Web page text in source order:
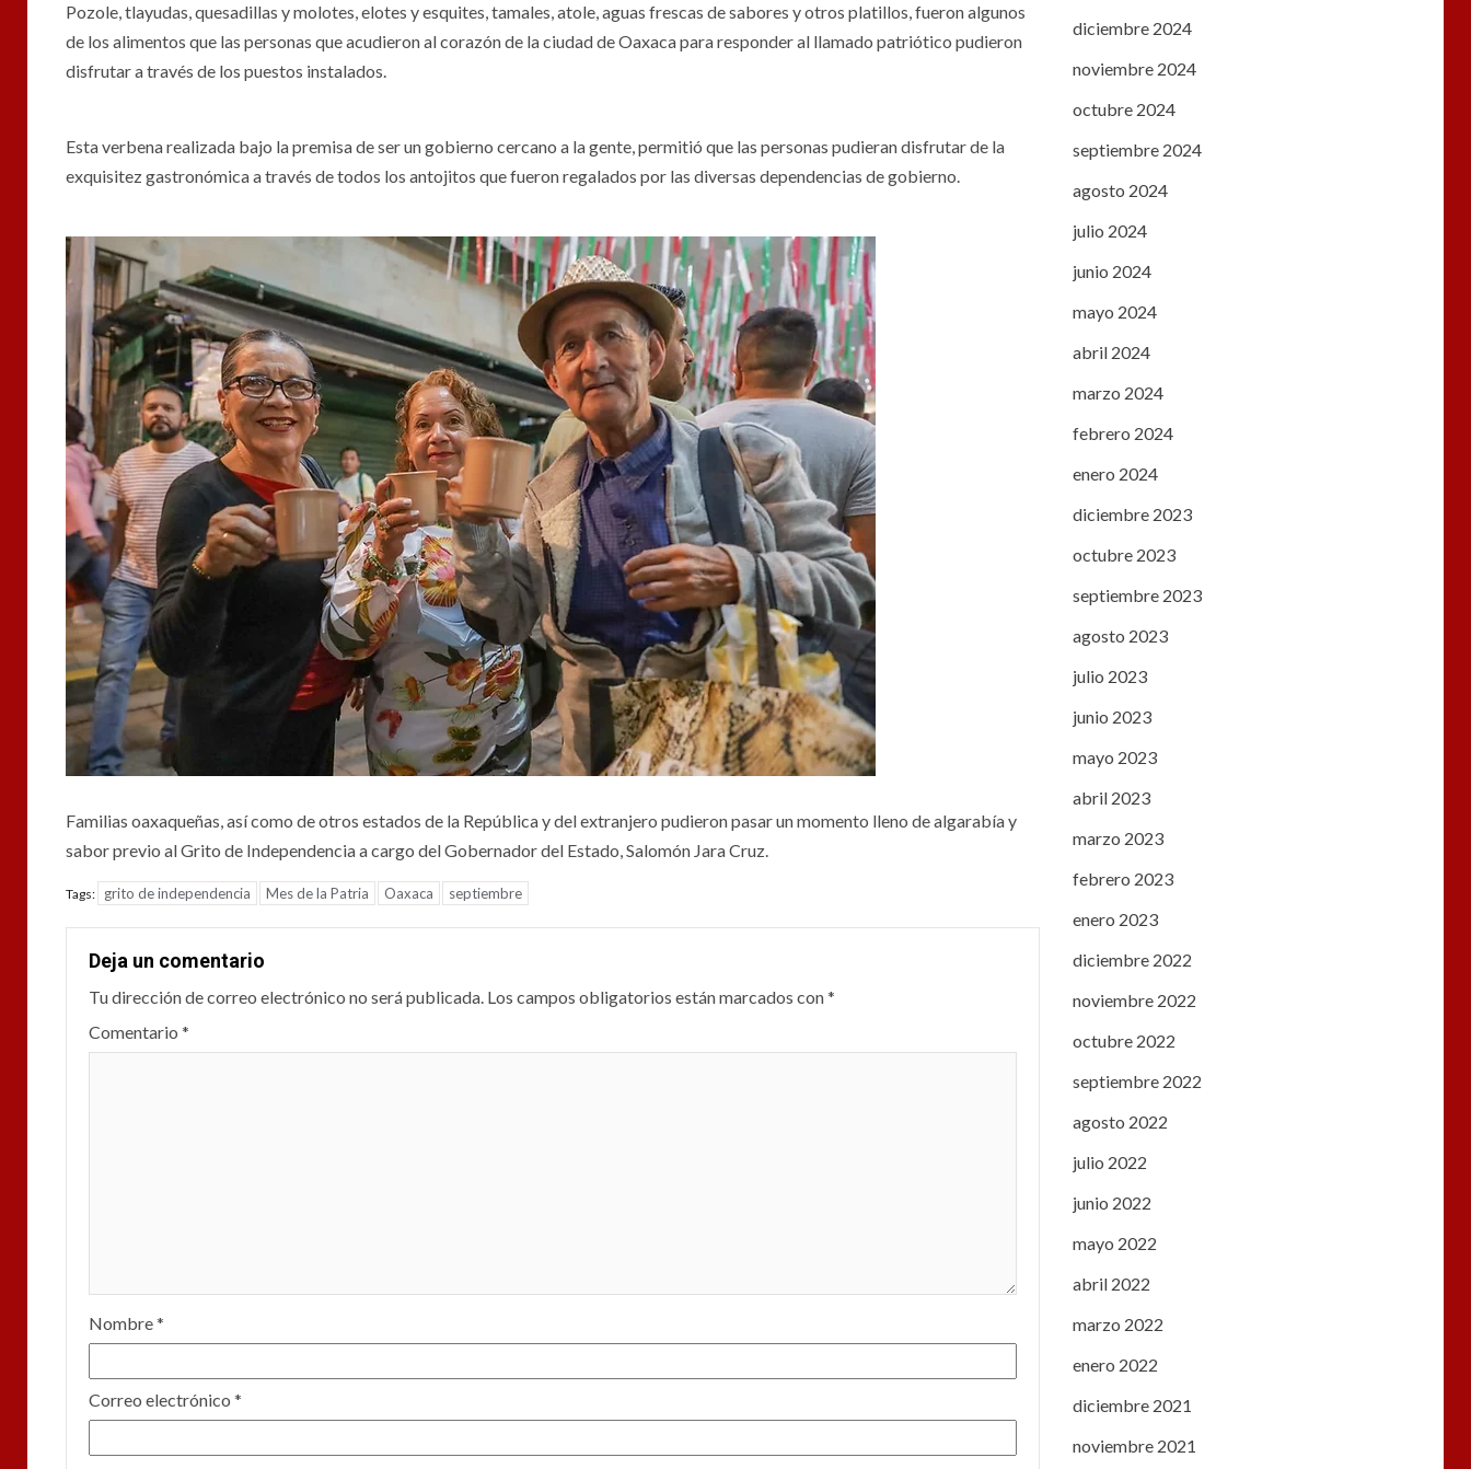
Pozole, tlayudas, quesadillas y molotes, elotes y esquites, tamales, atole, aguas frescas de sabores y otros platillos, fueron algunos
de los alimentos que las personas que acudieron al corazón de la ciudad de Oaxaca para responder al llamado patriótico pudieron
disfrutar a través de los puestos instalados.
Esta verbena realizada bajo la premisa de ser un gobierno cercano a la gente, permitió que las personas pudieran disfrutar de la
exquisitez gastronómica a través de todos los antojitos que fueron regalados por las diversas dependencias de gobierno.
Familias oaxaqueñas, así como de otros estados de la República y del extranjero pudieron pasar un momento lleno de algarabía y
sabor previo al Grito de Independencia a cargo del Gobernador del Estado, Salomón Jara Cruz.
Tags: grito de independencia Mes de la Patria Oaxaca septiembre
Deja un comentario
Tu dirección de correo electrónico no será publicada. Los campos obligatorios están marcados con*
Comentario *
Nombre*
Correo electrónico *
diciembre 2024
noviembre 2024
octubre 2024
septiembre 2024
agosto 2024
julio 2024
junio 2024
mayo 2024
abril 2024
marzo 2024
febrero 2024
enero 2024
diciembre 2023
octubre 2023
septiembre 2023
agosto 2023
julio 2023
junio 2023
mayo 2023
abril 2023
marzo 2023
febrero 2023
enero 2023
diciembre 2022
noviembre 2022
octubre 2022
septiembre 2022
agosto 2022
julio 2022
junio 2022
mayo 2022
abril 2022
marzo 2022
enero 2022
diciembre 2021
noviembre 2021